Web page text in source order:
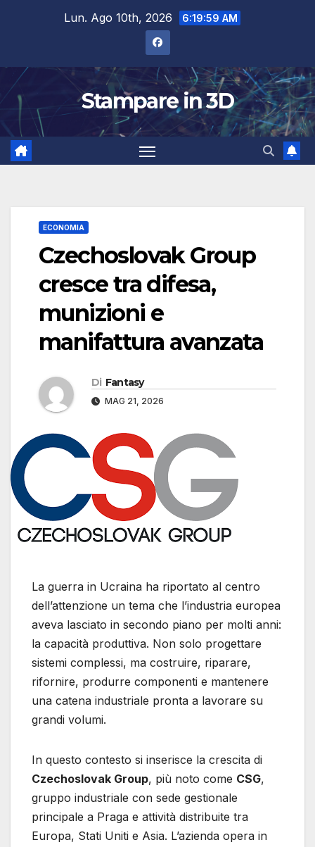
Lun. Ago 10th, 2026 6:20:00 AM
Stampare in 3D
ECONOMIA
Czechoslovak Group
cresce tra difesa,
munizioni e
manifattura avanzata
Di Fantasy
MAG 21, 2026
La guerra in Ucraina ha riportato al centro
dell’attenzione un tema che l’industria europea
aveva lasciato in secondo piano per molti anni:
la capacità produttiva. Non solo progettare
sistemi complessi, ma costruire, riparare,
rifornire, produrre componenti e mantenere
una catena industriale pronta a lavorare su
grandi volumi.
In questo contesto si inserisce la crescita di
Czechoslovak Group, più noto come CSG,
gruppo industriale con sede gestionale
principale a Praga e attività distribuite tra
Europa, Stati Uniti e Asia. L’azienda opera in